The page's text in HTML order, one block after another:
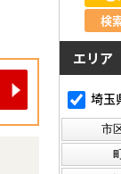
検
エリア
埼玉